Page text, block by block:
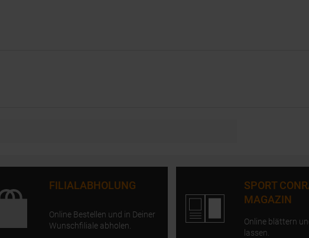
FILIALABHOLUNG
Online Bestellen und in Deiner
Wunschfiliale abholen.
SPORT
MAGAZIN
Online blättern
lassen.